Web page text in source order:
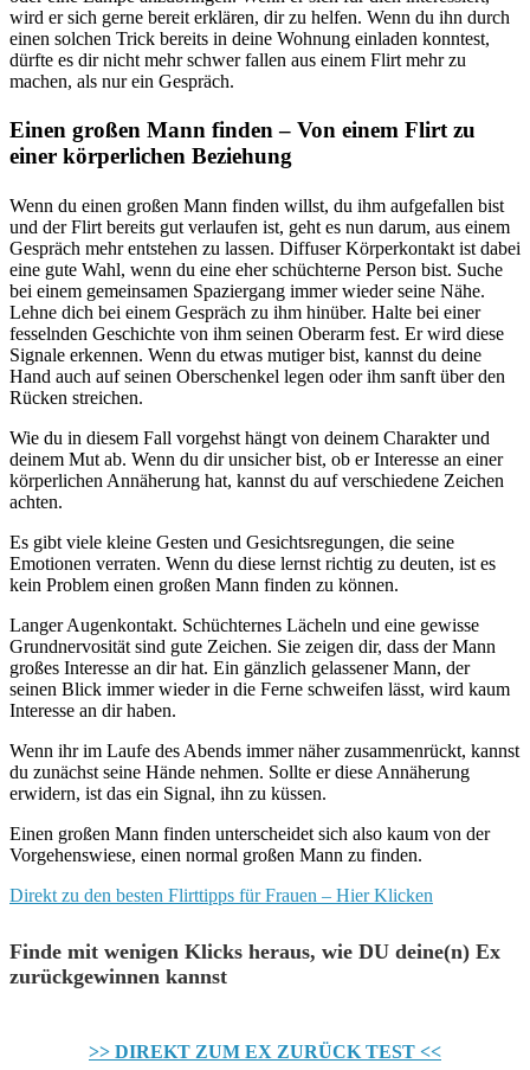
wird er sich gerne bereit erklären, dir zu helfen. Wenn du ihn durch
einen solchen Trick bereits in deine Wohnung einladen konntest,
dürfte es dir nicht mehr schwer fallen aus einem Flirt mehr zu
machen, als nur ein Gespräch.
Einen großen Mann finden – Von einem Flirt zu
einer körperlichen Beziehung
Wenn du einen großen Mann finden willst, du ihm aufgefallen bist
und der Flirt bereits gut verlaufen ist, geht es nun darum, aus einem
Gespräch mehr entstehen zu lassen. Diffuser Körperkontakt ist dabei
eine gute Wahl, wenn du eine eher schüchterne Person bist. Suche
bei einem gemeinsamen Spaziergang immer wieder seine Nähe.
Lehne dich bei einem Gespräch zu ihm hinüber. Halte bei einer
fesselnden Geschichte von ihm seinen Oberarm fest. Er wird diese
Signale erkennen. Wenn du etwas mutiger bist, kannst du deine
Hand auch auf seinen Oberschenkel legen oder ihm sanft über den
Rücken streichen.
Wie du in diesem Fall vorgehst hängt von deinem Charakter und
deinem Mut ab. Wenn du dir unsicher bist, ob er Interesse an einer
körperlichen Annäherung hat, kannst du auf verschiedene Zeichen
achten.
Es gibt viele kleine Gesten und Gesichtsregungen, die seine
Emotionen verraten. Wenn du diese lernst richtig zu deuten, ist es
kein Problem einen großen Mann finden zu können.
Langer Augenkontakt. Schüchternes Lächeln und eine gewisse
Grundnervosität sind gute Zeichen. Sie zeigen dir, dass der Mann
großes Interesse an dir hat. Ein gänzlich gelassener Mann, der
seinen Blick immer wieder in die Ferne schweifen lässt, wird kaum
Interesse an dir haben.
Wenn ihr im Laufe des Abends immer näher zusammenrückt, kannst
du zunächst seine Hände nehmen. Sollte er diese Annäherung
erwidern, ist das ein Signal, ihn zu küssen.
Einen großen Mann finden unterscheidet sich also kaum von der
Vorgehenswiese, einen normal großen Mann zu finden.
Direkt zu den besten Flirttipps für Frauen – Hier Klicken
Finde mit wenigen Klicks heraus, wie DU deine(n) Ex
zurückgewinnen kannst
>> DIREKT ZUM EX ZURÜCK TEST <<